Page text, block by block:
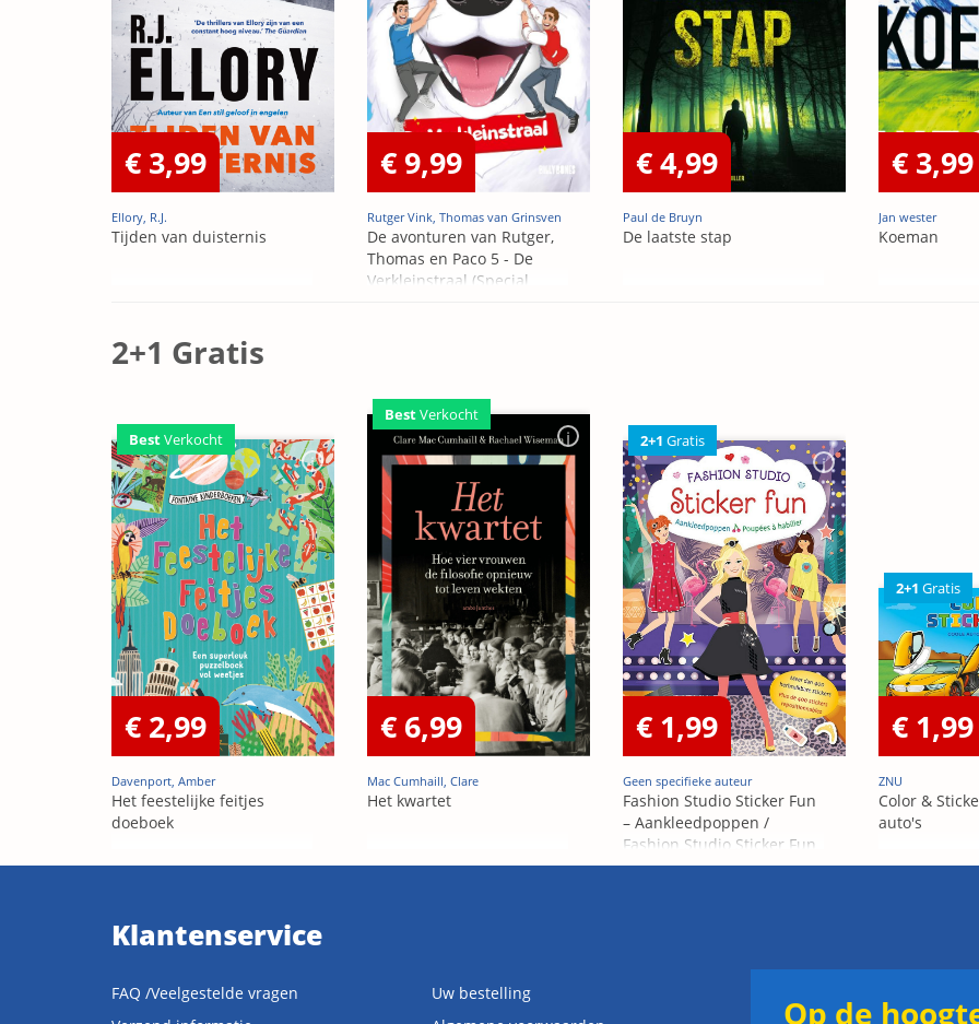
€ 3,99
Ellory, R.J.
Tijden van duisternis
€ 9,99
Rutger Vink, Thomas van Grinsven
De avonturen van Rutger,
Thomas en Paco 5 - De
Verkleinstraal (Special
€ 4,99
Paul de Bruyn
De laatste stap
€ 3,99
Jan wester
Koeman
2+1 Gratis
BestVerkocht
€ 2,99
Davenport, Amber
Het feestelijke feitjes
doeboek
BestVerkocht
€ 6,99
Mac Cumhaill, Clare
Het kwartet
2+1 Gratis
€ 1,99
Geen specifieke auteur
Fashion Studio Sticker Fun
– Aankleedpoppen /
Fashion Studio Sticker Fun
– Poupées Á habiller
2+1 Gratis
€ 1,99
ZNU
Color &
auto's
Klantenservice
FAQ /Veelgestelde vragen
Uw bestelling
Op de